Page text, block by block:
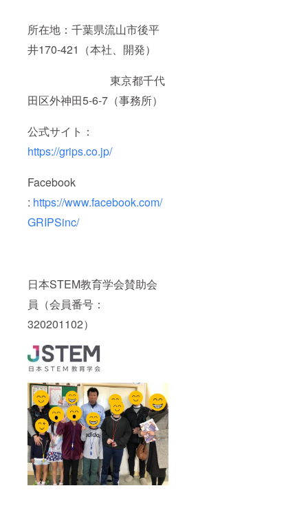
所在地：千葉県流山市後平
井170-421（本社、開発）
東京都千代
田区外神田5-6-7（事務所）
公式サイト：
https://grips.co.jp/
Facebook
: https://www.facebook.com/
GRIPSinc/
日本STEM教育学会賛助会
員（会員番号：
320201102）